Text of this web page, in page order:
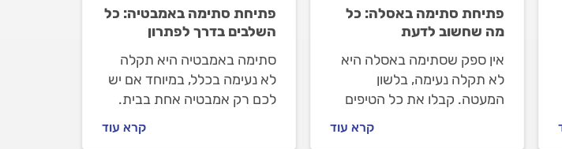
פתיחת סתימה באסלה: כל
מה שחשוב לדעת
אין ספק שסתימה באסלה היא
לא תקלה נעימה, בלשון
המעטה. קבלו את כל הטיפים
הסתימה בעצמכם ולהתנהל
קרא עוד
פתיחת סתימה באמבטיה: כל
השלבים בדרך לפתרון
סתימה באמבטיה היא תקלה
לא נעימה בכלל, במיוחד אם יש
לכם רק אמבטיה אחת בבית.
הסתימה ואם לא תצליחו, נלווה
קרא עוד